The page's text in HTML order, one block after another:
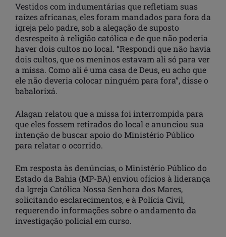
Vestidos com indumentárias que refletiam suas
raízes africanas, eles foram mandados para fora da
igreja pelo padre, sob a alegação de suposto
desrespeito à religião católica e de que não poderia
haver dois cultos no local. “Respondi que não havia
dois cultos, que os meninos estavam ali só para ver
a missa. Como ali é uma casa de Deus, eu acho que
ele não deveria colocar ninguém para fora”, disse o
babalorixá.
Alagan relatou que a missa foi interrompida para
que eles fossem retirados do local e anunciou sua
intenção de buscar apoio do Ministério Público
para relatar o ocorrido.
Em resposta às denúncias, o Ministério Público do
Estado da Bahia (MP-BA) enviou ofícios à liderança
da Igreja Católica Nossa Senhora dos Mares,
solicitando esclarecimentos, e à Polícia Civil,
requerendo informações sobre o andamento da
investigação policial em curso.